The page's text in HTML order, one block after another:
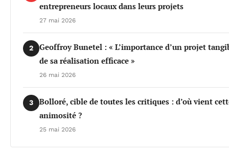
entrepreneurs locaux dans leurs projets
27 mai 2026
2
Geoffroy Bunetel : « L’importance d’un projet
de sa réalisation efficace »
26 mai 2026
3
Bolloré, cible de toutes les critiques : d’où vient
animosité ?
25 mai 2026